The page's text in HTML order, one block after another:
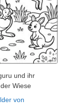
und ihr
Wiese
von